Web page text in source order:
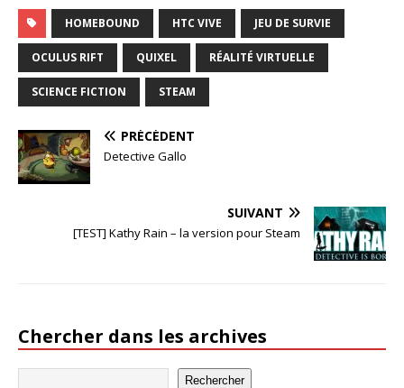
HOMEBOUND HTC VIVE JEU DE SURVIE
OCULUS RIFT QUIXEL RÉALITÉ VIRTUELLE
SCIENCE FICTION STEAM
PRÉCÉDENT
Detective Gallo
SUIVANT
[TEST] Kathy Rain – la version pour Steam
Chercher dans les archives
Rechercher